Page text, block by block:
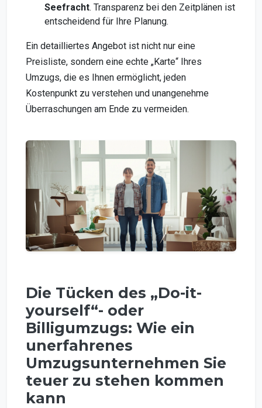
Seefracht. Transparenz bei den Zeitplänen ist
entscheidend für Ihre Planung.
Ein detailliertes Angebot ist nicht nur eine
Preisliste, sondern eine echte „Karte“ Ihres
Umzugs, die es Ihnen ermöglicht, jeden
Kostenpunkt zu verstehen und unangenehme
Überraschungen am Ende zu vermeiden.
Die Tücken des „Do-it-
yourself“- oder
Billigumzugs: Wie ein
unerfahrenes
Umzugsunternehmen Sie
teuer zu stehen kommen
kann